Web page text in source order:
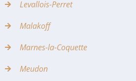
Levallois-Perret
Malakoff
Marnes-la-Coquette
Meudon